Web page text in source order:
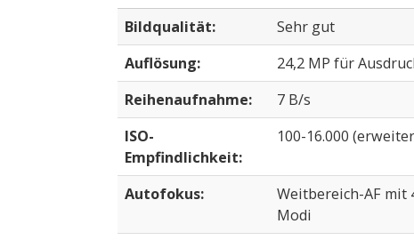
Bildqualität:
Sehr gut
Auflösung:
24,2 MP für
Reihenaufnahme:
7 B/s
ISO-
Empfindlichkeit:
100-16.000
Autofokus:
Weitbereich-AF mit
Modi